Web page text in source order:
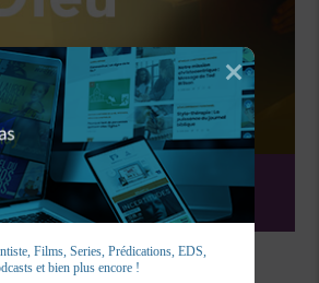
DE DIEU
Films, Series, Prédications, EDS,
et bien plus encore !